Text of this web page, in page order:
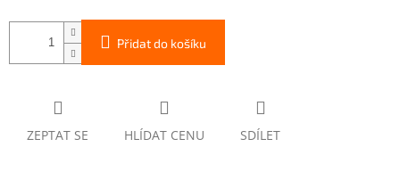
Přidat do košíku
ZEPTAT SE HLÍDAT CENU SDÍLET